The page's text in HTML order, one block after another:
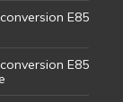
E85
E85